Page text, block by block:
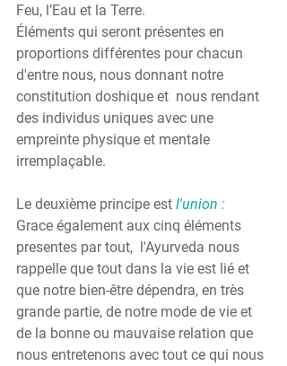
Feu, l’Eau et la Terre.
Éléments qui seront présentes en
proportions différentes pour chacun
d'entre nous, nous donnant notre
constitution doshique et  nous rendant
des individus uniques avec une
empreinte physique et mentale
irremplaçable.
Le deuxième principe est l'union :
Grace également aux cinq éléments
presentes par tout,  l'Ayurveda nous
rappelle que tout dans la vie est lié et
que notre bien-être dépendra, en très
grande partie, de notre mode de vie et
de la bonne ou mauvaise relation que
nous entretenons avec tout ce qui nous